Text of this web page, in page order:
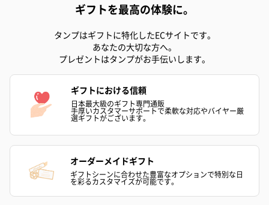
ゼリーバウム カット
（レモン＆紅茶）（432
円）
麦わらパンダバウム
（バナナ味）（540円）
3層デザート
り〜 3号（864
スキンケアグッズ
スキンケアグッズを同梱してお届けします。
ギフトを最高の体験に。
タンプはギフトに特化したECサイトです。
あなたの大切な方へ。
プレゼントはタンプがお手伝いします。
ギフトにおける信頼
日本最大級のギフト専門通販
手厚いカスタマーサポートで柔軟な対応やバイヤー厳
選ギフトがございます。
オーダーメイドギフト
ギフトシーンに合わせた豊富なオプションで特別な日
を彩るカスタマイズが可能です。